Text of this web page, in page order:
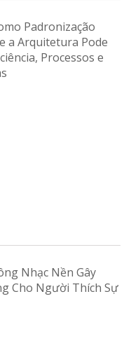
Padronização
a Arquitetura Pode
Processos e
Nhạc Nền Gây
Cho Người Thích Sự